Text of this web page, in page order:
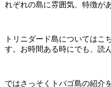
れぞれの島に雰囲気、特徴が
トリニダード島についてはこ
す。お時間ある時にでも、読
ではさっそくトバゴ島の紹介